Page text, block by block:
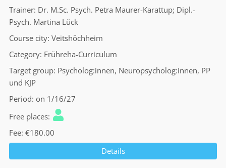
Trainer Dr. M.Sc. Psych. Petra Maurer-Karattup; Dipl.-
Psych. Martina Lück
Course city Veitshöchheim
Category Frühreha-Curriculum
Target group Psycholog:innen, Neuropsycholog:innen, PP
und KJP
Period on 1/16/27
Free places
Fee €180.00
Details